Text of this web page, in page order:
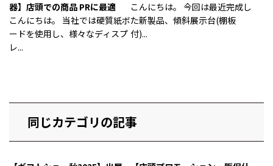
器】店頭での商品 PRに最適
こんにちは。 当社では硬質紙ボ
ードを使用し、様々なディスプ
レ...
こんにちは。 今回は最近完成し
た新製品、傾斜展示台(棚板
付)...
同じカテゴリの記事